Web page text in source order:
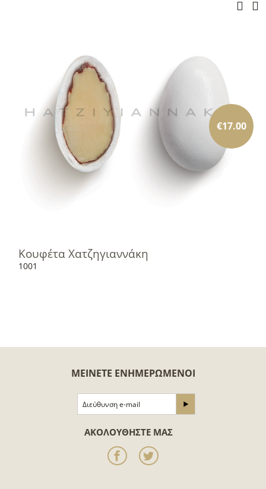
Κουφέτα Χατζηγιαννάκη
1001
€17.00
ΜΕΊΝΕΤΕ ΕΝΗΜΕΡΩΜΈΝΟΙ
ΑΚΟΛΟΥΘΉΣΤΕ ΜΑΣ